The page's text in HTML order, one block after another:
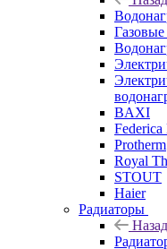
BAXI
Federica
Protherm
Royal
STOUT
Haier
Радиаторы
Назад